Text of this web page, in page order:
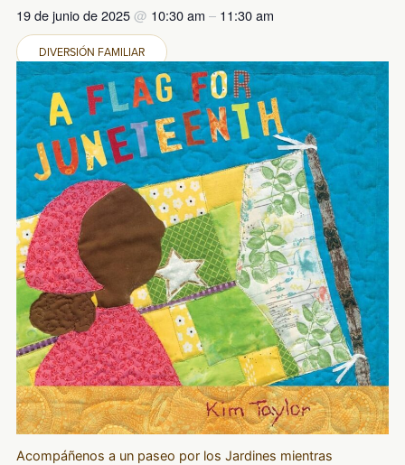
19 de junio de 2025@ 10:30 am – 11:30 am
DIVERSIÓN FAMILIAR
Acompáñenos a un paseo por los Jardines mientras